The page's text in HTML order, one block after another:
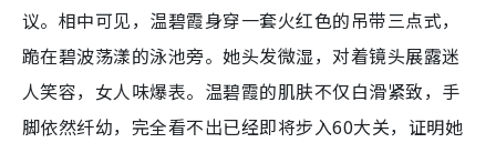
议。相中可见，温碧霞身穿一套火红色的吊带三点式，
跪在碧波荡漾的泳池旁。她头发微湿，对着镜头展露迷
人笑容，女人味爆表。温碧霞的肌肤不仅白滑紧致，手
脚依然纤幼，完全看不出已经即将步入60大关，证明她